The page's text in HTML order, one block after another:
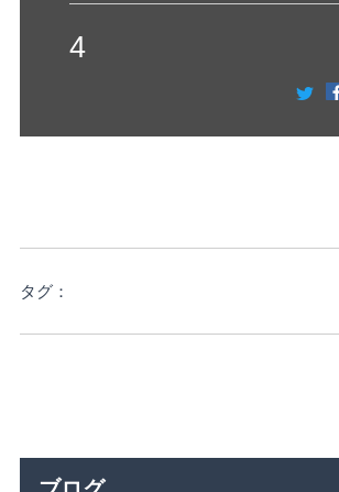
4
タグ：